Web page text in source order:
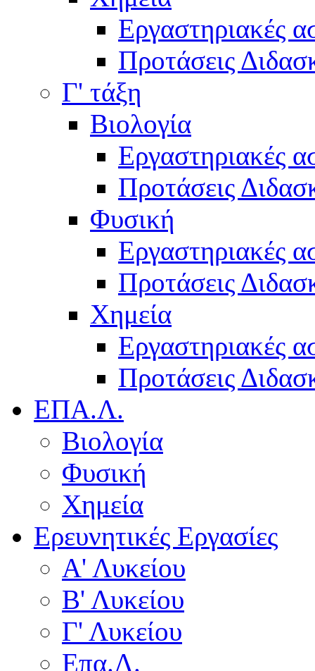
Εργαστηριακές
Προτάσεις
Γ' τάξη
Βιολογία
Εργαστηριακές
Προτάσεις
Φυσική
Εργαστηριακές
Προτάσεις
Χημεία
Εργαστηριακές
Προτάσεις
ΕΠΑ.Λ.
Βιολογία
Φυσική
Χημεία
Ερευνητικές Εργασίες
Α' Λυκείου
Β' Λυκείου
Γ' Λυκείου
Επα.Λ.